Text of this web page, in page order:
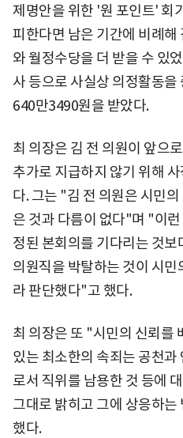
제명안을 위한 '원 포인트' 회
피한다면 남은 기간에 비례해
와 월정수당을 더 받을 수 있
사 등으로 사실상 의정활동
640만3490원을 받았다.
최 의장은 김 전 의원이 앞으
추가로 지급하지 않기 위해
다. 그는 "김 전 의원은 시민
은 것과 다름이 없다"며 "이
정된 본회의를 기다리는 것
의원직을 박탈하는 것이 시
라 판단했다"고 했다.
최 의장은 또 "시민의 신뢰를
있는 최소한의 속죄는 공천
로서 직위를 남용한 것 등에
그대로 밝히고 그에 상응하
했다.